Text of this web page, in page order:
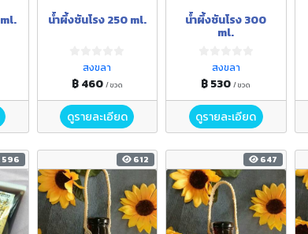
น้ำผึ้งชันโรง 250 ml.
สงขลา
฿ 460 / ขวด
ดูรายละเอียด
น้ำผึ้งชันโรง 300
ml.
สงขลา
฿ 530/ ขวด
ดูรายละเอียด
596 612 647